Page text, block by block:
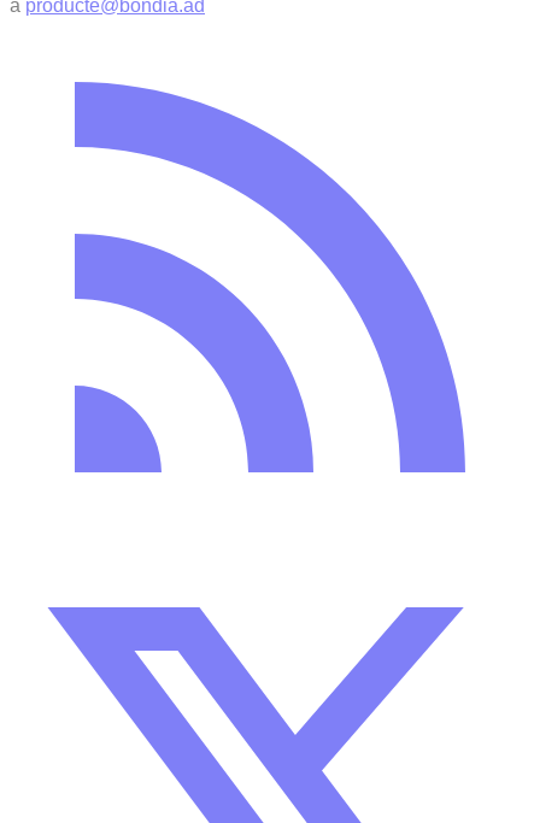
a producte@bondia.ad